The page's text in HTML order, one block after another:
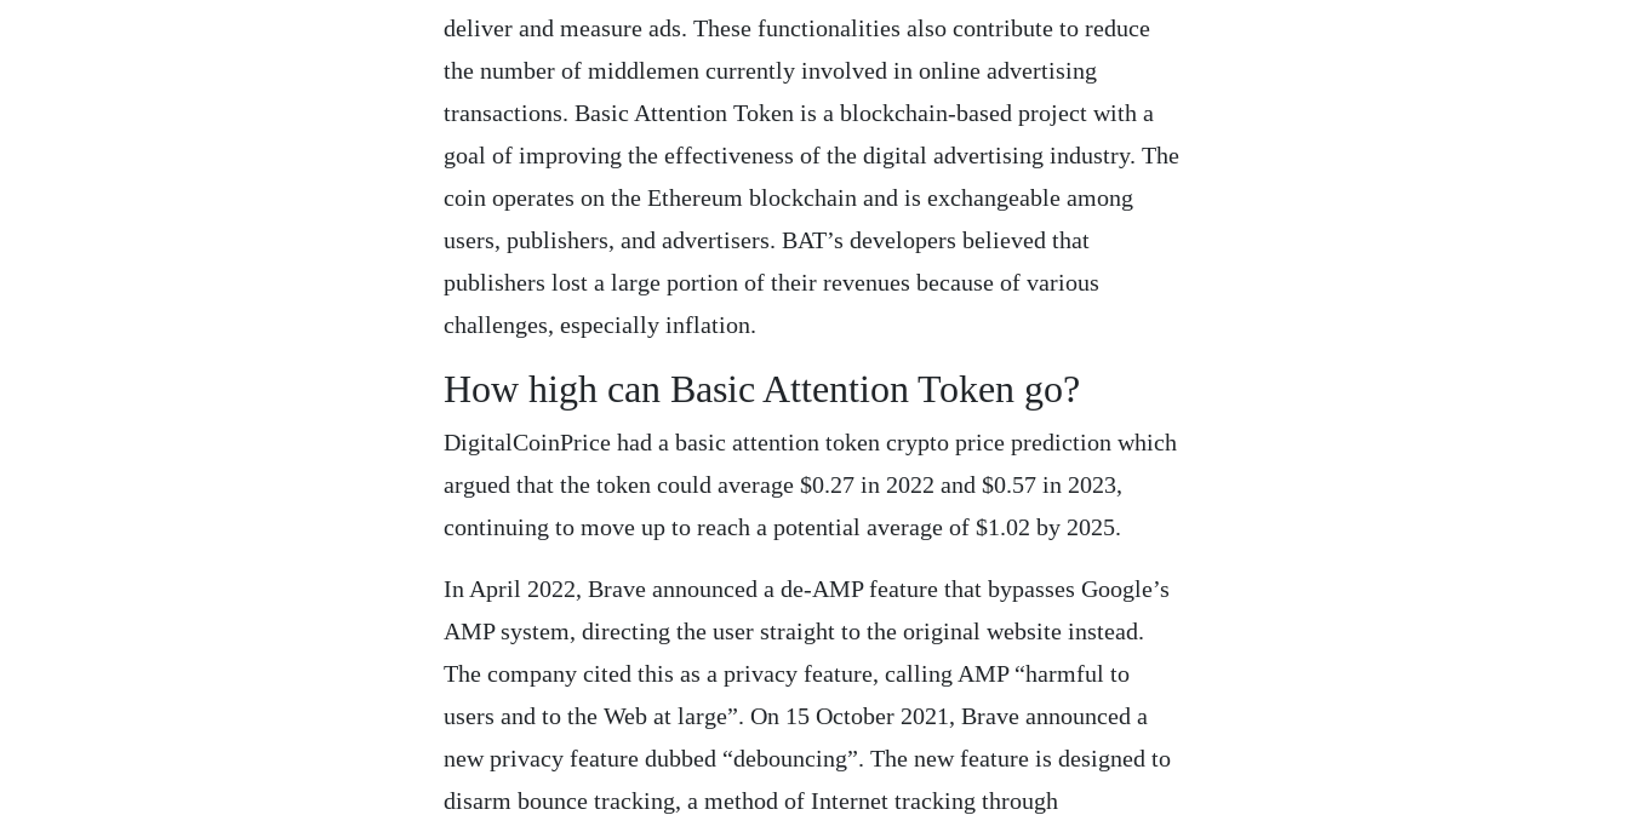
deliver and measure ads. These functionalities also contribute to reduce
the number of middlemen currently involved in online advertising
transactions. Basic Attention Token is a blockchain-based project with a
goal of improving the effectiveness of the digital advertising industry. The
coin operates on the Ethereum blockchain and is exchangeable among
users, publishers, and advertisers. BAT’s developers believed that
publishers lost a large portion of their revenues because of various
challenges, especially inflation.
How high can Basic Attention Token go?
DigitalCoinPrice had a basic attention token crypto price prediction which
argued that the token could average $0.27 in 2022 and $0.57 in 2023,
continuing to move up to reach a potential average of $1.02 by 2025.
In April 2022, Brave announced a de-AMP feature that bypasses Google’s
AMP system, directing the user straight to the original website instead.
The company cited this as a privacy feature, calling AMP “harmful to
users and to the Web at large”. On 15 October 2021, Brave announced a
new privacy feature dubbed “debouncing”. The new feature is designed to
disarm bounce tracking, a method of Internet tracking through